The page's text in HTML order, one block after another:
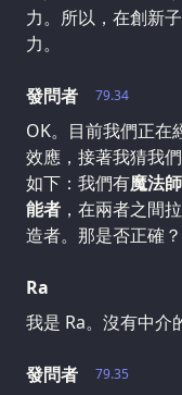
力。所以，在創新子
力。
79.34
發問者
OK。目前我們正在
效應，接著我猜我
如下：我們有魔法師
能者 ，在兩者之間
造者。那是否正確？
Ra
我是 Ra。沒有中介
79.35
發問者